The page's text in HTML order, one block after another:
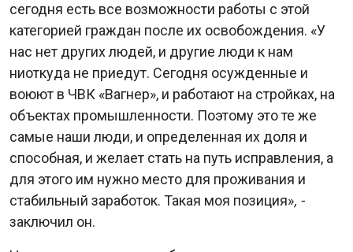
сегодня есть все возможности работы с этой
категорией граждан после их освобождения. «У
нас нет других людей, и другие люди к нам
ниоткуда не приедут. Сегодня осужденные и
воюют в ЧВК «Вагнер», и работают на стройках, на
объектах промышленности. Поэтому это те же
самые наши люди, и определенная их доля и
способная, и желает стать на путь исправления, а
для этого им нужно место для проживания и
стабильный заработок. Такая моя позиция», -
заключил он.